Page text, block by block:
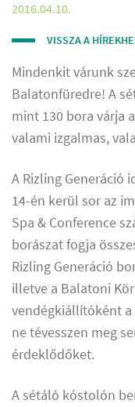
2016.04.10.
VISSZA A
Mindenkit várunk
Balatonfüredre! A
mint 130 bora várja
valami izgalmas,
A Rizling Generáció
14-én kerül sor az
Spa & Conference
borászat fogja
Rizling Generáció
illetve a Balatoni
vendégkiállítóként a
ne tévesszen meg
érdeklődőket.
A sétáló kóstolón